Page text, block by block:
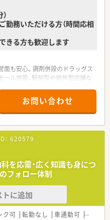
務いただける方（時間応相
きる方も歓迎します
面も安心。調剤併設のドラッグス
ール併設、駅前型や郊外型店舗な
お問い合わせ
620579
を応需・広く知識も身につ
フォロー体制
に追加
ク可 転勤なし 車通勤可 高給与